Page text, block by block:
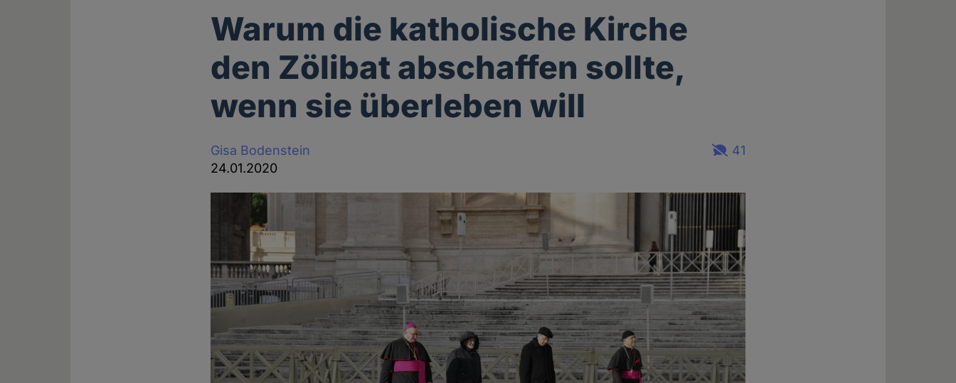
Warum die katholische Kirche
den Zölibat abschaffen sollte,
wenn sie überleben will
Gisa Bodenstein
24.01.2020
41